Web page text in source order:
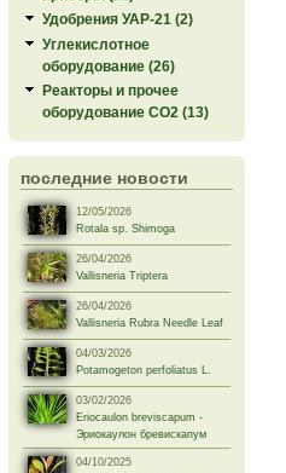
Удобрения УАР-21 (2)
Углекислотное
оборудование (26)
Реакторы и прочее
оборудование СО2 (13)
последние новости
12/05/2026
Rotala sp. Shimoga
26/04/2026
Vallisneria Triptera
26/04/2026
Vallisneria Rubra Needle Leaf
04/03/2026
Potamogeton perfoliatus L.
03/02/2026
Eriocaulon breviscapum -
Эриокаулон бревискапум
04/10/2025